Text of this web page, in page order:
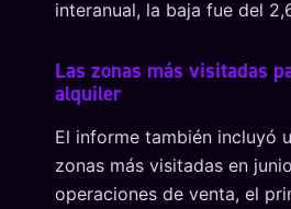
interanual, la baja fue del
Las zonas más visitadas
alquiler
El informe también incluyó
zonas más visitadas en
operaciones de venta, el